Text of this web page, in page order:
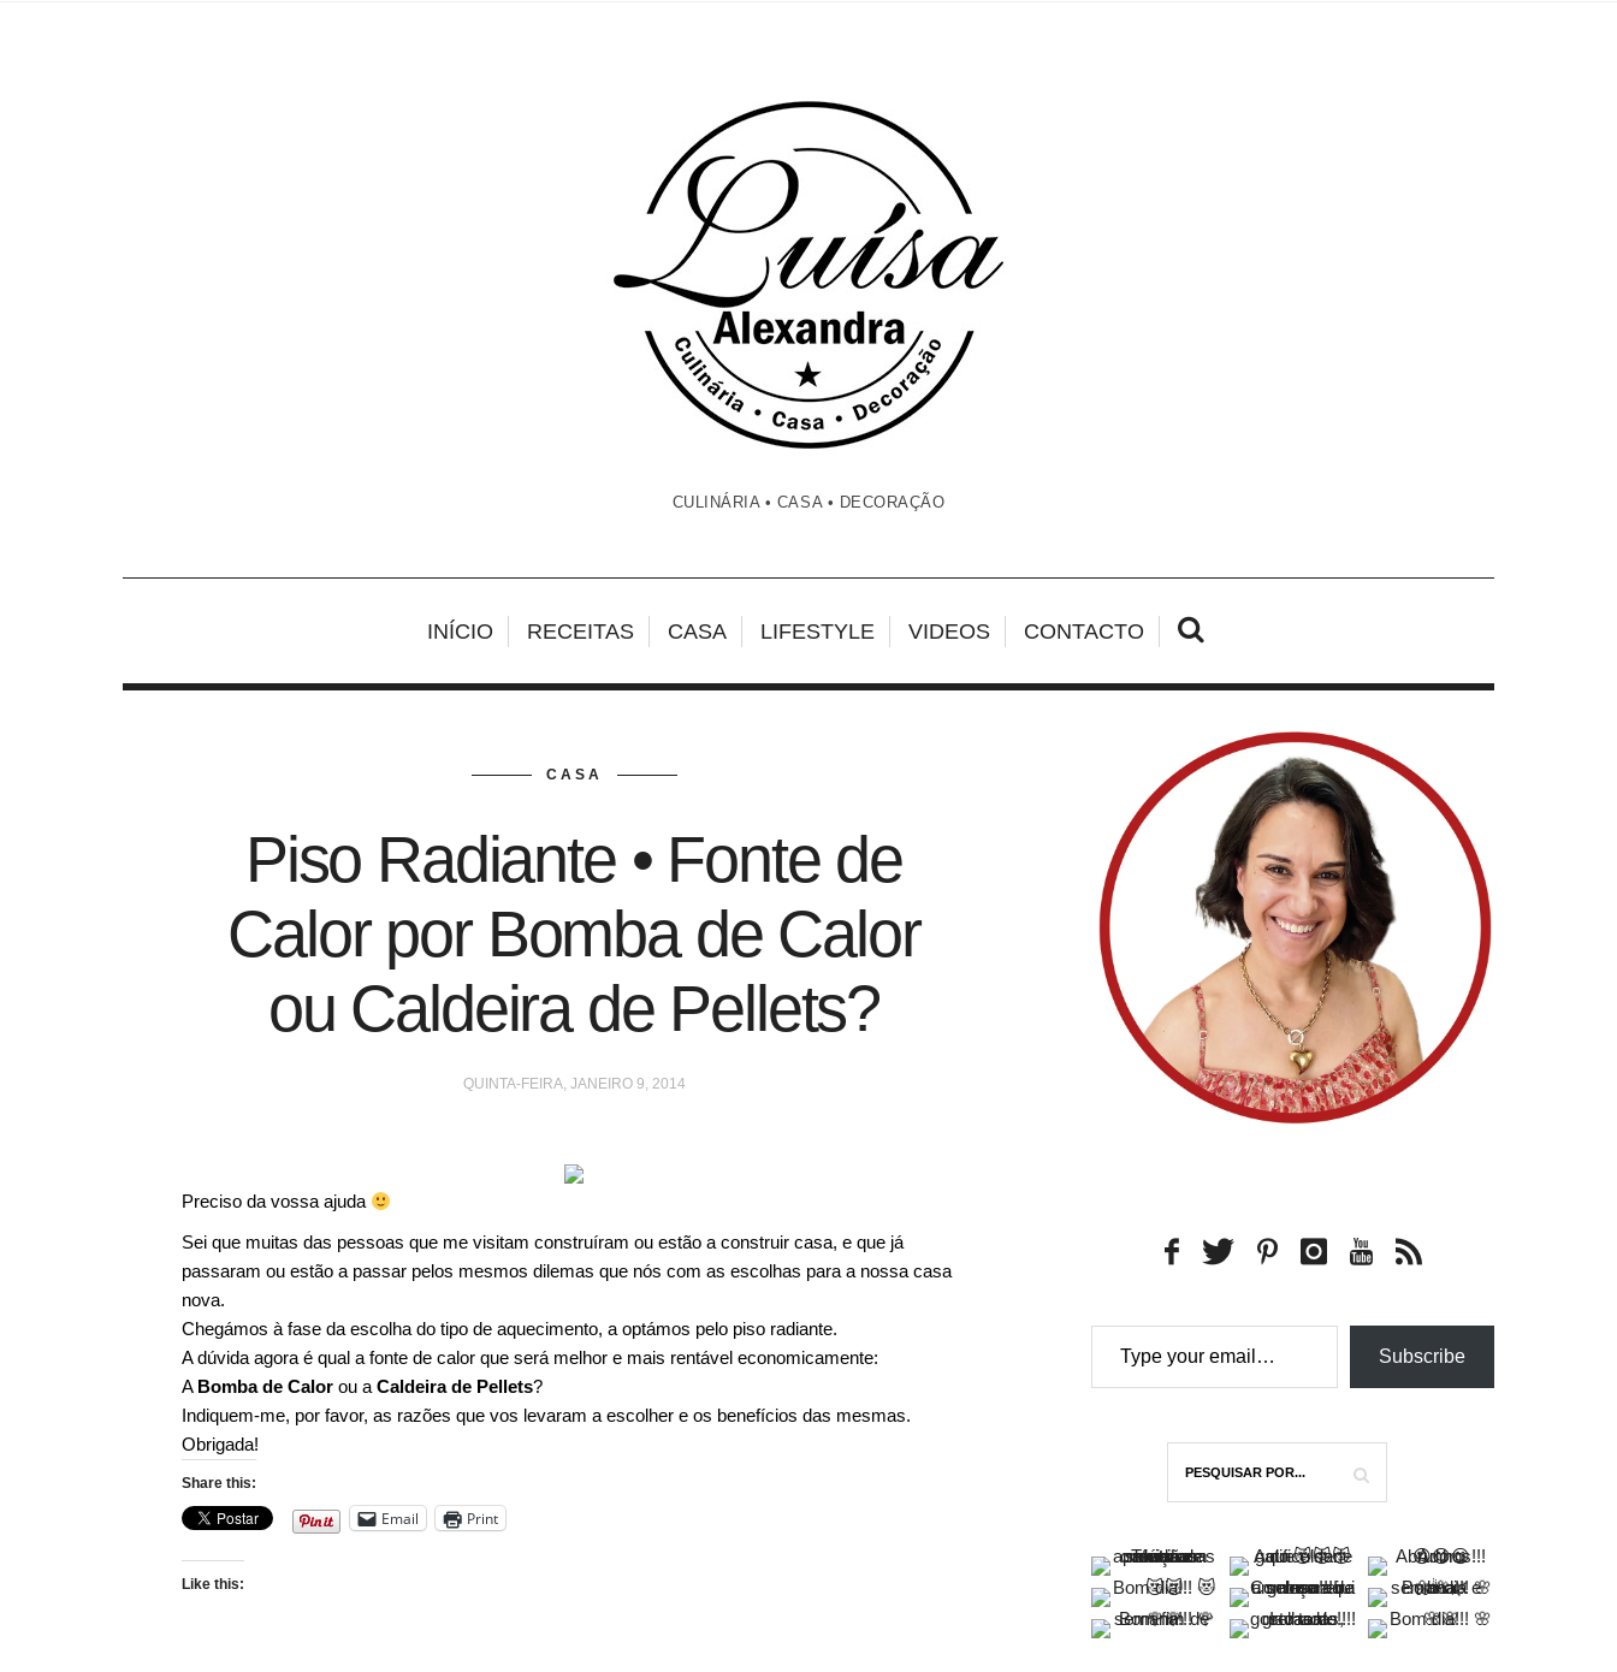
CULINÁRIA • CASA • DECORAÇÃO
INÍCIO RECEITAS CASA LIFESTYLE VIDEOS CONTACTO
CASA
Piso Radiante • Fonte de
Calor por Bomba de Calor
ou Caldeira de Pellets?
QUINTA-FEIRA, JANEIRO 9, 2014
Preciso da vossa ajuda
Sei que muitas das pessoas que me visitam construíram ou estão a construir casa, e que já
passaram ou estão a passar pelos mesmos dilemas que nós com as escolhas para a nossa casa
nova.
Chegámos à fase da escolha do tipo de aquecimento, a optámos pelo piso radiante.
A dúvida agora é qual a fonte de calor que será melhor e mais rentável economicamente:
A Bomba de Calor ou a Caldeira de Pellets?
Indiquem-me, por favor, as razões que vos levaram a escolher e os benefícios das mesmas.
Obrigada!
Share this:
Email Print
Like this:
Type your email…
Subscribe